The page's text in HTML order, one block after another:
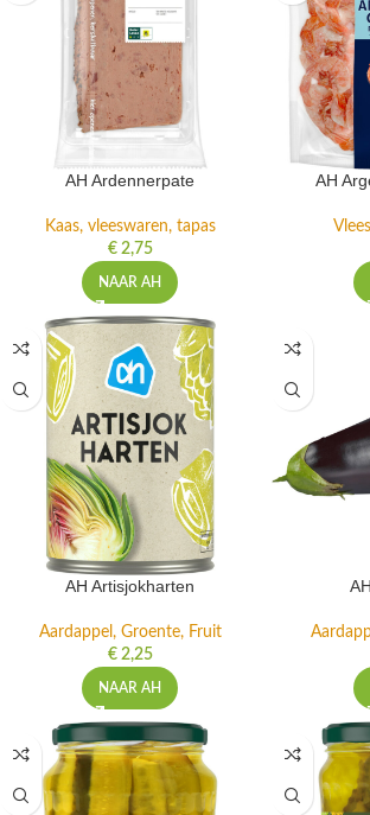
AH Ardennerpate
Kaas, vleeswaren, tapas
€2,75
NAAR AH
AH
AH Artisjokharten
Aardappel, Groente, Fruit
€2,25
NAAR AH